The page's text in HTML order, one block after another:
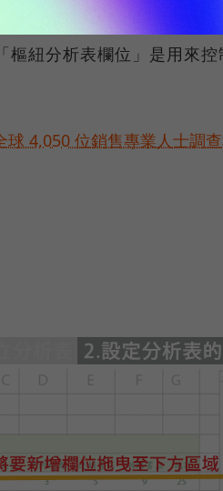
法前，先解釋一下樞紐分
樞紐分析表欄位」是用來
球 4,050 位銷售專業人士調